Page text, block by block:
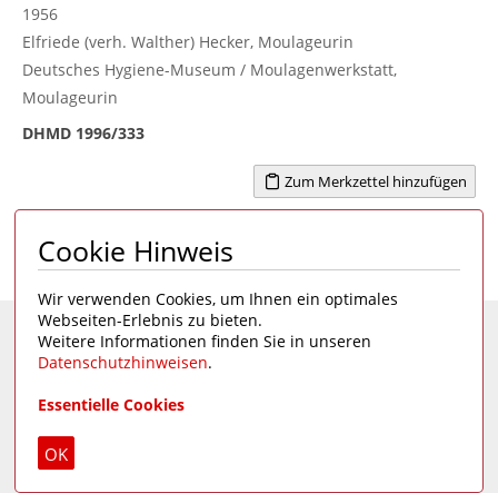
1956
Elfriede (verh. Walther) Hecker, Moulageurin
Deutsches Hygiene-Museum / Moulagenwerkstatt,
Moulageurin
DHMD 1996/333
Zum Merkzettel hinzufügen
Seite 1 von 2 1 >
Eine Seite desDeutschen Hygiene-Museums
Cookie Hinweis
Wir verwenden Cookies, um Ihnen ein optimales
Webseiten-Erlebnis zu bieten.
Weitere Informationen finden Sie in unseren
Datenschutzhinweisen.
Essentielle Cookies
OK